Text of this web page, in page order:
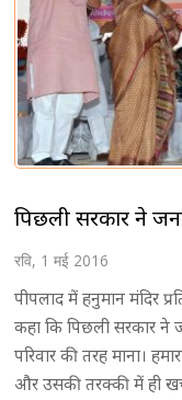
पिछली सरकार ने
रवि, 1 मई 2016
पीपलाद में हनुमान मंदिर
कहा कि पिछली सरकार
परिवार की तरह माना।
और उसकी तरक्की में ही